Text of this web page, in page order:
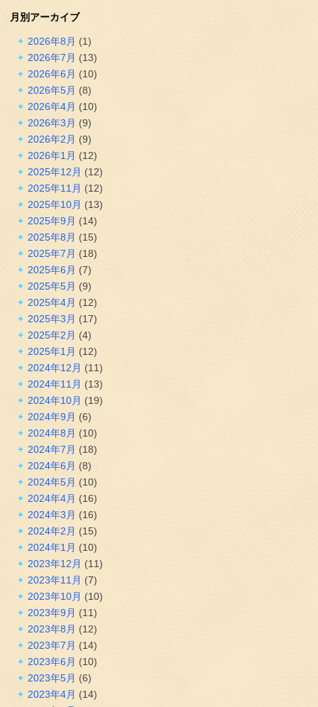
月別アーカイブ
2026年8月 (1)
2026年7月 (13)
2026年6月 (10)
2026年5月 (8)
2026年4月 (10)
2026年3月 (9)
2026年2月 (9)
2026年1月 (12)
2025年12月 (12)
2025年11月 (12)
2025年10月 (13)
2025年9月 (14)
2025年8月 (15)
2025年7月 (18)
2025年6月 (7)
2025年5月 (9)
2025年4月 (12)
2025年3月 (17)
2025年2月 (4)
2025年1月 (12)
2024年12月 (11)
2024年11月 (13)
2024年10月 (19)
2024年9月 (6)
2024年8月 (10)
2024年7月 (18)
2024年6月 (8)
2024年5月 (10)
2024年4月 (16)
2024年3月 (16)
2024年2月 (15)
2024年1月 (10)
2023年12月 (11)
2023年11月 (7)
2023年10月 (10)
2023年9月 (11)
2023年8月 (12)
2023年7月 (14)
2023年6月 (10)
2023年5月 (6)
2023年4月 (14)